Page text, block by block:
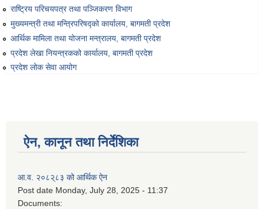
राष्ट्रिय परिचयपत्र तथा पञ्‍जिकरण विभाग
मुख्यमन्त्री तथा मन्त्रिपरिषद्को कार्यालय, बागमती प्रदेश
आर्थिक मामिला तथा योजना मन्त्रालय, बागमती प्रदेश
प्रदेश लेखा नियन्त्रकको कार्यालय, बागमती प्रदेश
प्रदेश लोक सेवा आयोग
ऐन, कानून तथा निर्देशिका
आ.व. २०८२्८३ को आर्थिक ऐन
Post date Monday, July 28, 2025 - 11:37
Documents: